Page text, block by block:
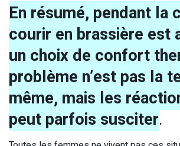
En résumé, pendant la
courir en brassière est
un choix de confort
problème n’est pas la
même, mais les
peut parfois susciter.